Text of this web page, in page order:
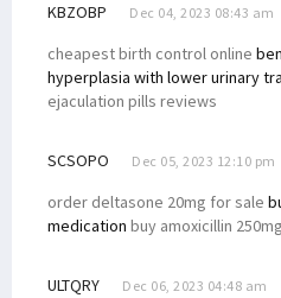
KBZOBP Dec 04, 2023 08:43 am
cheapest birth control online
hyperplasia with lower urinary
ejaculation pills reviews
SCSOPO Dec 05, 2023 12:10 pm
order deltasone 20mg for sale
medication buy amoxicillin
ULTQRY Dec 06, 2023 04:48 am